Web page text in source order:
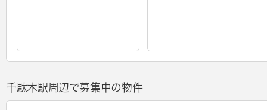
千駄木駅周辺で募集中の物件